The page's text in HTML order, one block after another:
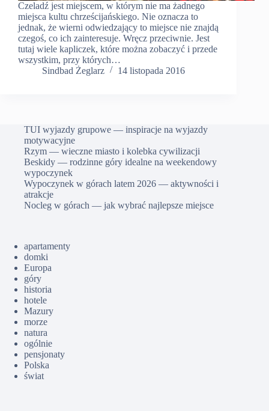
Czeladź jest miejscem, w którym nie ma żadnego
miejsca kultu chrześcijańskiego. Nie oznacza to
jednak, że wierni odwiedzający to miejsce nie znajdą
czegoś, co ich zainteresuje. Wręcz przeciwnie. Jest
tutaj wiele kapliczek, które można zobaczyć i przede
wszystkim, przy których…
Sindbad Żeglarz
14 listopada 2016
TUI wyjazdy grupowe — inspiracje na wyjazdy
motywacyjne
Rzym — wieczne miasto i kolebka cywilizacji
Beskidy — rodzinne góry idealne na weekendowy
wypoczynek
Wypoczynek w górach latem 2026 — aktywności i
atrakcje
Nocleg w górach — jak wybrać najlepsze miejsce
apartamenty
domki
Europa
góry
historia
hotele
Mazury
morze
natura
ogólnie
pensjonaty
Polska
świat